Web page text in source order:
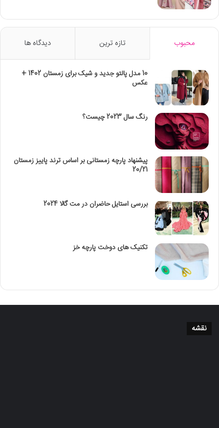
محبوب تازه ترین دیدگاه ها
10 مدل پالتو جدید و شیک برای زمستان 1402 +
عکس
رنگ سال 2023 چیست؟
پیشنهاد پارچه زمستانی بر اساس ترند پاییز زمستان
20/21
بررسی استایل حاضران در مت گالا 2024
تکنیک‌ های دوخت پارچه خز
نقشه